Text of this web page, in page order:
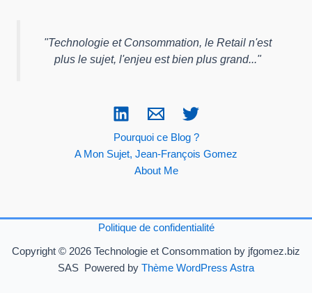
"Technologie et Consommation, le Retail n'est
plus le sujet, l'enjeu est bien plus grand..."
Pourquoi ce Blog ?
A Mon Sujet, Jean-François Gomez
About Me
Politique de confidentialité
Copyright © 2026 Technologie et Consommation by jfgomez.biz
SAS Powered by Thème WordPress Astra